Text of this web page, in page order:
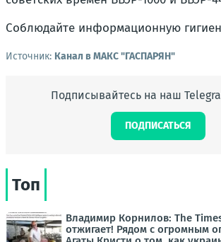
Соблюдайте информационную
Источник: Канал в МАКС "ГАСПАРЯН"
Подписывайтесь на наш
ПОДПИСАТЬСЯ
Топ
Владимир Корнилов: The
отжигает! Рядом с огромным